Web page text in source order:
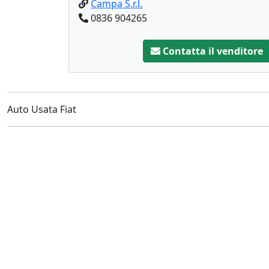
Campa S.r.l.
0836 904265
Contatta il venditore
Auto Usata Fiat